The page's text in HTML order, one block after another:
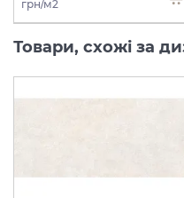
грн/м2
Товари, схожі за